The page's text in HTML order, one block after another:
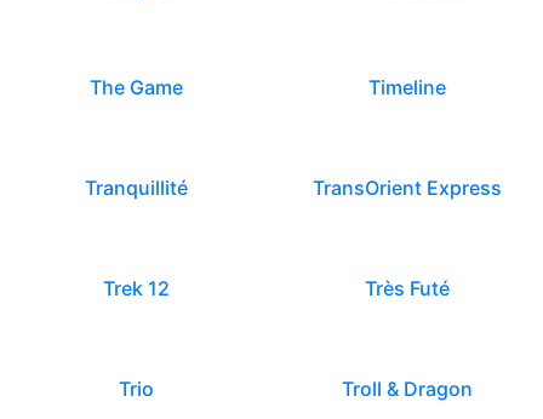
The Game Timeline
Tranquillité TransOrient Express
Trek 12 Très Futé
Trio Troll & Dragon